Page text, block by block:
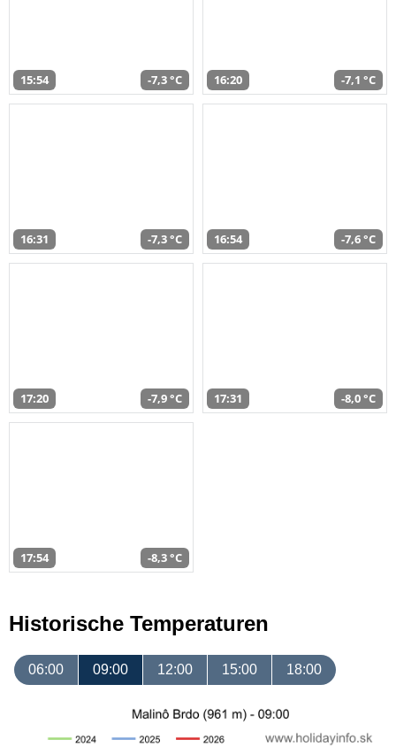
15:54 -7,3 °C 16:20 -7,1 °C
16:31 -7,3 °C 16:54 -7,6 °C
17:20 -7,9 °C 17:31 -8,0 °C
17:54 -8,3 °C
Historische Temperaturen
06:00 09:00 12:00 15:00 18:00